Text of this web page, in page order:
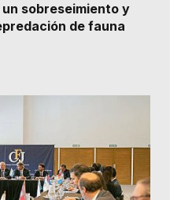
sobreseimiento y
de fauna